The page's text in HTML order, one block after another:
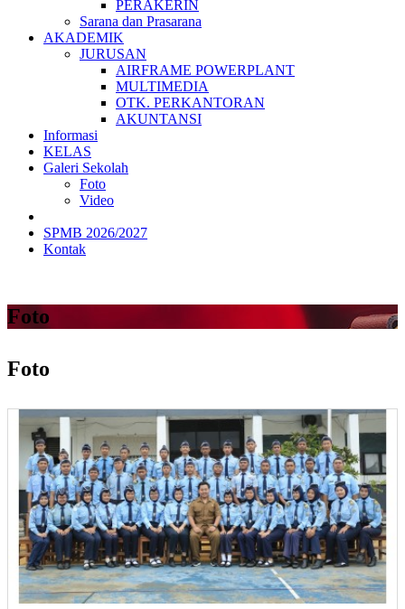
PERAKERIN
Sarana dan Prasarana
AKADEMIK
JURUSAN
AIRFRAME POWERPLANT
MULTIMEDIA
OTK. PERKANTORAN
AKUNTANSI
Informasi
KELAS
Galeri Sekolah
Foto
Video
SPMB 2026/2027
Kontak
Foto
Foto